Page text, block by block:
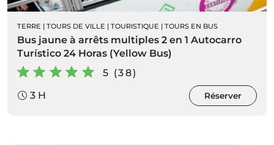
TERRE | TOURS DE VILLE | TOURISTIQUE | TOURS EN BUS
Bus jaune à arrêts multiples 2 en 1 Autocarro
Turístico 24 Horas (Yellow Bus)
5 (38)
3 H
Réserver